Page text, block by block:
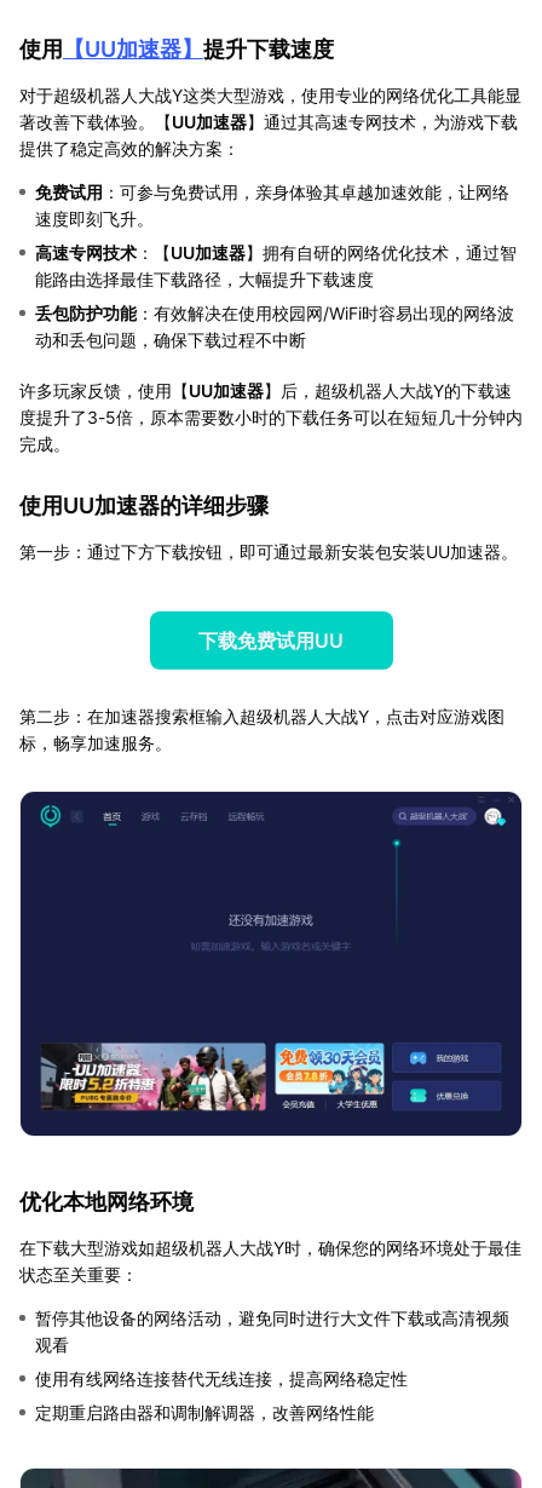
使用 【UU加速器】 提升下载速度
对于超级机器人大战Y这类大型游戏，使用专业的网络优化工具能显
著改善下载体验。【UU加速器】通过其高速专网技术，为游戏下载
提供了稳定高效的解决方案：
免费试用 ：可参与免费试用，亲身体验其卓越加速效能，让网络
速度即刻飞升。
高速专网技术 ：【UU加速器】拥有自研的网络优化技术，通过智
能路由选择最佳下载路径，大幅提升下载速度
丢包防护功能：有效解决在使用校园网/WiFi时容易出现的网络波
动和丢包问题，确保下载过程不中断
许多玩家反馈，使用【UU加速器】后，超级机器人大战Y的下载速
度提升了3-5倍，原本需要数小时的下载任务可以在短短几十分钟内
完成。
使用UU加速器的详细步骤
第一步：通过下方下载按钮，即可通过最新安装包安装UU加速器。
下载免费试用UU
第二步：在加速器搜索框输入超级机器人大战Y，点击对应游戏图
标，畅享加速服务。
优化本地网络环境
在下载大型游戏如超级机器人大战Y时，确保您的网络环境处于最佳
状态至关重要：
暂停其他设备的网络活动，避免同时进行大文件下载或高清视频
观看
使用有线网络连接替代无线连接，提高网络稳定性
定期重启路由器和调制解调器，改善网络性能